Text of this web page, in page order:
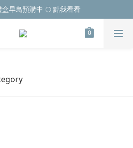
早鳥預購中 🌕 點我看看